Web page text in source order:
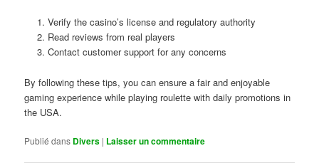
Verify the casino’s license and regulatory authority
Read reviews from real players
Contact customer support for any concerns
By following these tips, you can ensure a fair and enjoyable
gaming experience while playing roulette with daily promotions in
the USA.
Publié dans Divers | Laisser un commentaire